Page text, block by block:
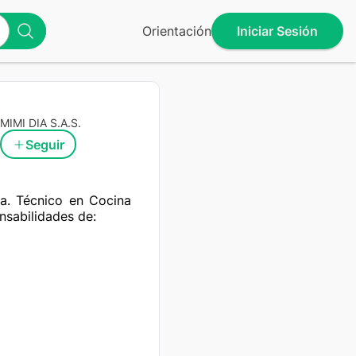
Orientación Iniciar Sesión
MIMI DIA S.A.S.
Seguir
Técnico en Cocina
de: